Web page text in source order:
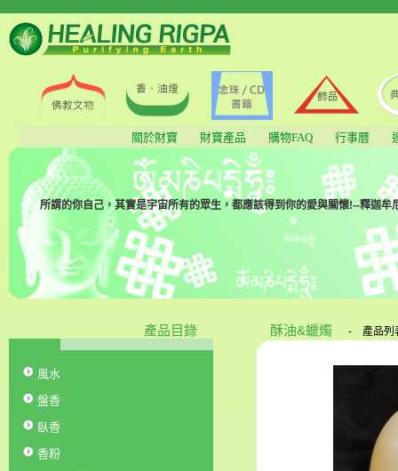
關於財寶 財寶產品 購物FAQ 行事曆
所謂的你自己，其實是宇宙所有的眾生，都應該得到你的愛與關懷!--釋迦牟
產品目錄
風水
盤香
臥香
香粉
酥油&蠟燭 - 產品列